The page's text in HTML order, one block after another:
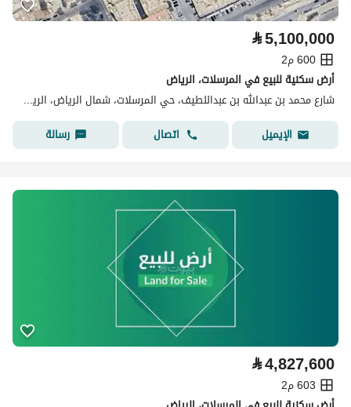
⃁5,100,000
600 م2
أرض سكنية للبيع في المرسلات، الرياض
شارع محمد بن عبدالله بن عبداللطيف، حي المرسلات، شمال الرياض، الرياض
الإيميل
اتصال رسالة
⃁4,827,600
603 م2